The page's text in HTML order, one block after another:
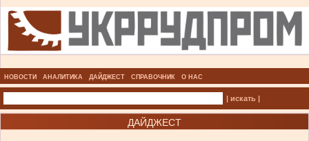
НОВОСТИ АНАЛИТИКА ДАЙДЖЕСТ СПРАВОЧНИК О НАС
| искать |
ДАЙДЖЕСТ